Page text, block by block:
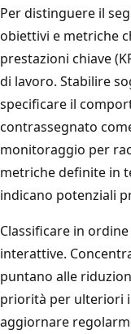
Per distinguere il
obiettivi e metriche
prestazioni chiave
di lavoro. Stabilire
specificare il
contrassegnato
monitoraggio per
metriche definite in
indicano potenziali
Classificare in
interattive.
puntano alle
priorità per ulteriori
aggiornare